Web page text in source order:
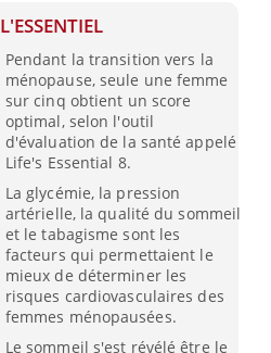
L'ESSENTIEL
Pendant la transition vers la
ménopause, seule une femme
sur cinq obtient un score
optimal, selon l'outil
d'évaluation de la santé appelé
Life's Essential 8.
La glycémie, la pression
artérielle, la qualité du sommeil
et le tabagisme sont les
facteurs qui permettaient le
mieux de déterminer les
risques cardiovasculaires des
femmes ménopausées.
Le sommeil s'est révélé être le